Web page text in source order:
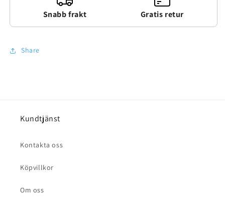
Snabb frakt Gratis retur
Share
Kundtjänst
Kontakta oss
Köpvillkor
Om oss